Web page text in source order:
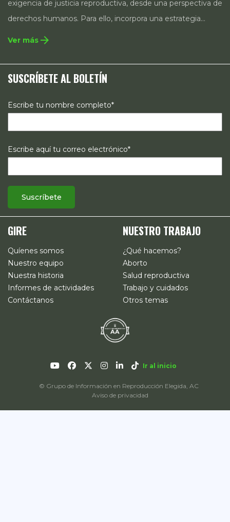
exigencia de justicia reproductiva, desde una perspectiva de
derechos humanos. Para ello, incorpora una estrategia
integral que contempla la incidencia en legislación y
estrategias de comunicación e investigación sobre el
estado de los derechos reproductivos en México.
Ver más arrow_forward
SUSCRÍBETE AL BOLETÍN
Escribe tu nombre completo*
Escribe aquí tu correo electrónico*
GIRE
Quíenes somos
Nuestro equipo
Nuestra historia
Informes de actividades
Contáctanos
NUESTRO TRABAJO
¿Qué hacemos?
Aborto
Salud reproductiva
Trabajo y cuidados
Otros temas
© Grupo de Información en Reproducción Elegida, AC
Aviso de privacidad
Ir al inicio